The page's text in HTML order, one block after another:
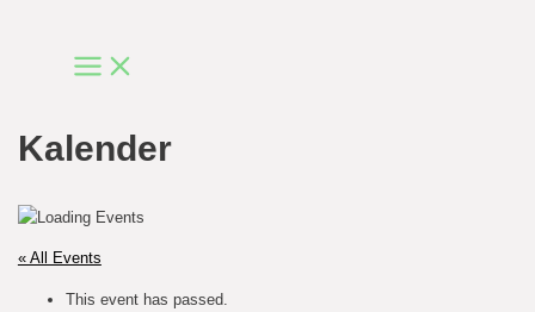
Main
Menu
Kalender
« All Events
This event has passed.